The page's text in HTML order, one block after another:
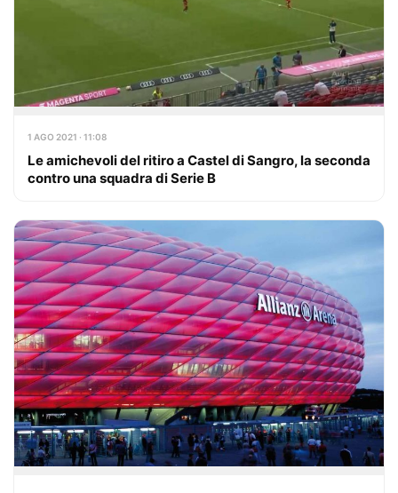
1 AGO 2021 · 11:08
Le amichevoli del ritiro a Castel di Sangro, la seconda
contro una squadra di Serie B